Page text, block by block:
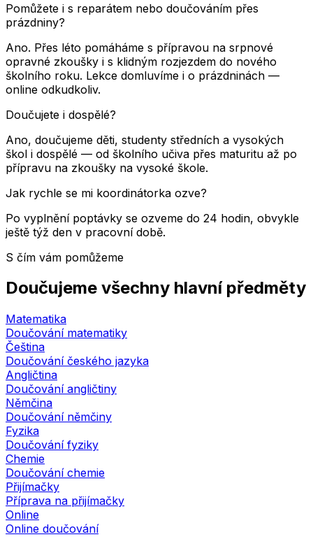
Pomůžete i s reparátem nebo doučováním přes
prázdniny?
Ano. Přes léto pomáháme s přípravou na srpnové
opravné zkoušky i s klidným rozjezdem do nového
školního roku. Lekce domluvíme i o prázdninách —
online odkudkoliv.
Doučujete i dospělé?
Ano, doučujeme děti, studenty středních a vysokých
škol i dospělé — od školního učiva přes maturitu až po
přípravu na zkoušky na vysoké škole.
Jak rychle se mi koordinátorka ozve?
Po vyplnění poptávky se ozveme do 24 hodin, obvykle
ještě týž den v pracovní době.
S čím vám pomůžeme
Doučujeme všechny hlavní předměty
Matematika
Doučování matematiky
Čeština
Doučování českého jazyka
Angličtina
Doučování angličtiny
Němčina
Doučování němčiny
Fyzika
Doučování fyziky
Chemie
Doučování chemie
Přijímačky
Příprava na přijímačky
Online
Online doučování